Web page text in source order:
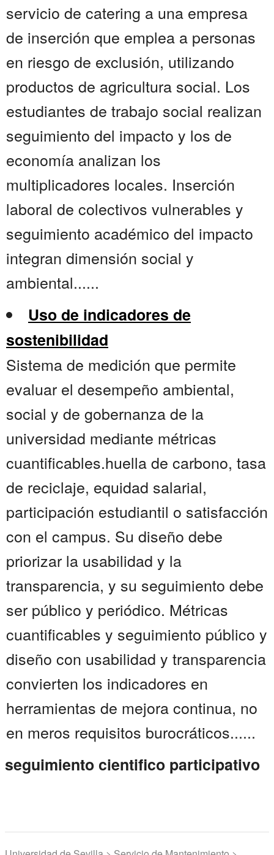
servicio de catering a una empresa
de inserción que emplea a personas
en riesgo de exclusión, utilizando
productos de agricultura social. Los
estudiantes de trabajo social realizan
seguimiento del impacto y los de
economía analizan los
multiplicadores locales. Inserción
laboral de colectivos vulnerables y
seguimiento académico del impacto
integran dimensión social y
ambiental......
Uso de indicadores de
sostenibilidad
Sistema de medición que permite
evaluar el desempeño ambiental,
social y de gobernanza de la
universidad mediante métricas
cuantificables.huella de carbono, tasa
de reciclaje, equidad salarial,
participación estudiantil o satisfacción
con el campus. Su diseño debe
priorizar la usabilidad y la
transparencia, y su seguimiento debe
ser público y periódico. Métricas
cuantificables y seguimiento público y
diseño con usabilidad y transparencia
convierten los indicadores en
herramientas de mejora continua, no
en meros requisitos burocráticos......
seguimiento cientifico participativo